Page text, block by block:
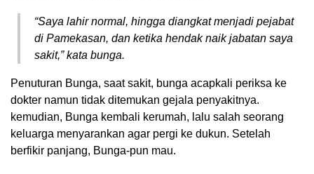
“Saya lahir normal, hingga diangkat menjadi pejabat
di Pamekasan, dan ketika hendak naik jabatan saya
sakit,” kata bunga.
Penuturan Bunga, saat sakit, bunga acapkali periksa ke
dokter namun tidak ditemukan gejala penyakitnya.
kemudian, Bunga kembali kerumah, lalu salah seorang
keluarga menyarankan agar pergi ke dukun. Setelah
berfikir panjang, Bunga-pun mau.